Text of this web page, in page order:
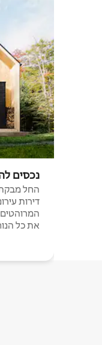
נכסים
החל
דירות
את כל